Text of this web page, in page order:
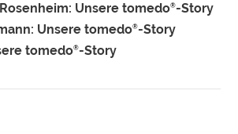
Unsere tomedo®-Story
Unsere tomedo®-Story
tomedo®-Story